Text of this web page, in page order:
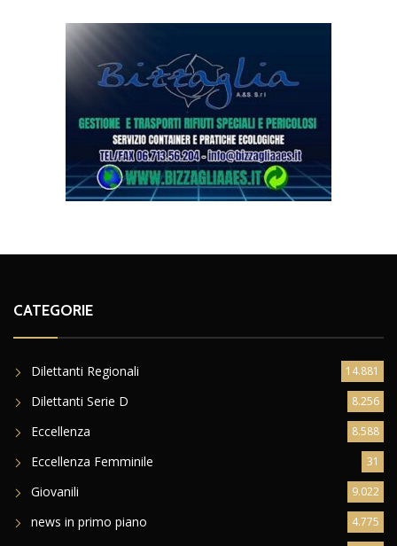
CATEGORIE
Dilettanti Regionali 14.881
Dilettanti Serie D 8.256
Eccellenza 8.588
Eccellenza Femminile 31
Giovanili 9.022
news in primo piano 4.775